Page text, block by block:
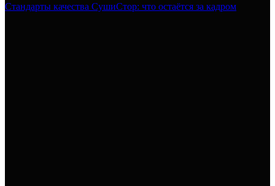
Стандарты качества СушиСтор: что остаётся за кадром